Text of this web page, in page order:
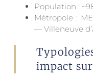
Population :
Métropole :
— Villeneuve
impact